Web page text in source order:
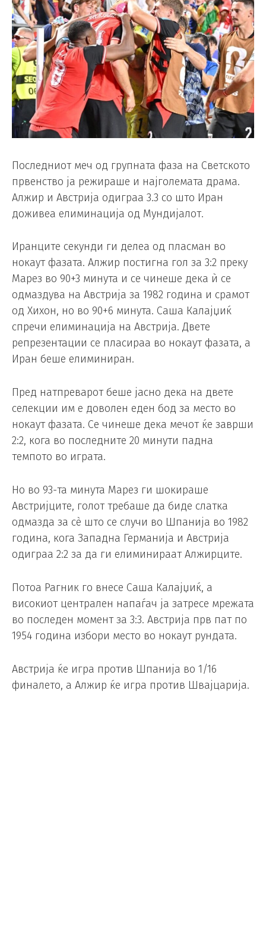
Последниот меч од групната фаза на Светското
првенство ја режираше и најголемата драма.
Алжир и Австрија одиграа 3.3 со што Иран
доживеа елиминација од Мундијалот.
Иранците секунди ги делеа од пласман во
нокаут фазата. Алжир постигна гол за 3:2 преку
Марез во 90+3 минута и се чинеше дека ѝ се
одмаздува на Австрија за 1982 година и срамот
од Хихон, но во 90+6 минута. Саша Калајџиќ
спречи елиминација на Австрија. Двете
репрезентации се пласираа во нокаут фазата, а
Иран беше елиминиран.
Пред натпреварот беше јасно дека на двете
селекции им е доволен еден бод за место во
нокаут фазата. Се чинеше дека мечот ќе заврши
2:2, кога во последните 20 минути падна
темпото во играта.
Но во 93-та минута Марез ги шокираше
Австријците, голот требаше да биде слатка
одмазда за сè што се случи во Шпанија во 1982
година, кога Западна Германија и Австрија
одиграа 2:2 за да ги елиминираат Алжирците.
Потоа Рагник го внесе Саша Калајџиќ, а
високиот централен напаѓач ја затресе мрежата
во последен момент за 3:3. Австрија прв пат по
1954 година избори место во нокаут рундата.
Австрија ќе игра против Шпанија во 1/16
финалето, а Алжир ќе игра против Швајцарија.